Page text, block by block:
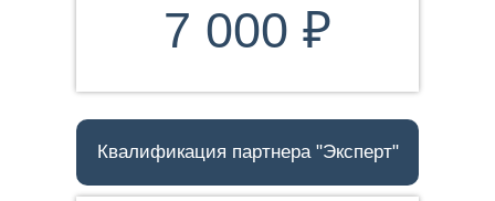
Квалификация партнера "Эксперт"
7 000 ₽